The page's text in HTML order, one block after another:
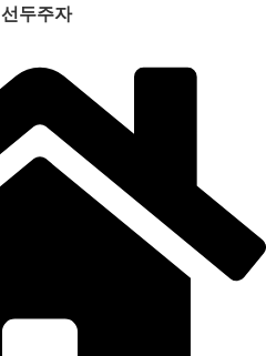
선두주자